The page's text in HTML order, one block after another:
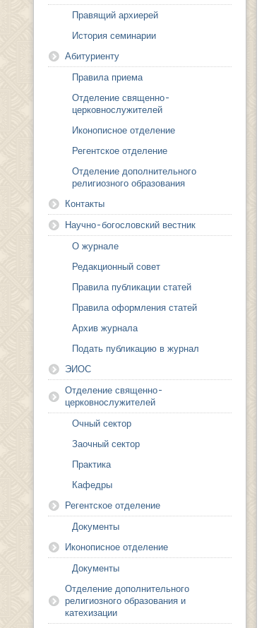
Правящий архиерей
История семинарии
Абитуриенту
Правила приема
Отделение священно-
церковнослужителей
Иконописное отделение
Регентское отделение
Отделение дополнительного
религиозного образования
Контакты
Научно-богословский вестник
О журнале
Редакционный совет
Правила публикации статей
Правила оформления статей
Архив журнала
Подать публикацию в журнал
ЭИОС
Отделение священно-
церковнослужителей
Очный сектор
Заочный сектор
Практика
Кафедры
Регентское отделение
Документы
Иконописное отделение
Документы
Отделение дополнительного
религиозного образования и
катехизации